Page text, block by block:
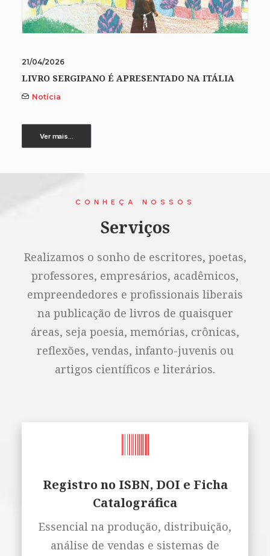
21/04/2026
LIVRO SERGIPANO É APRESENTADO NA ITÁLIA
Notícia
Ver mais...
CONHEÇA NOSSOS
Serviços
Realizamos o sonho de escritores, poetas,
professores, empresários, acadêmicos,
empreendedores e profissionais liberais
na publicação de livros de quaisquer
áreas, seja poesia, memórias, crônicas,
reflexões, vendas, infanto-juvenis ou
artigos científicos e literários.
Registro no ISBN, DOI e Ficha
Catalográfica
Essencial na produção, distribuição,
análise de vendas e sistemas de